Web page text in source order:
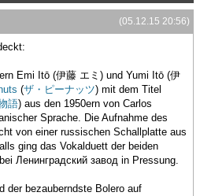
(05.12.15 20:56)
Emi Itō (伊藤 エミ) und Yumi Itō (伊
(ザ・ピーナッツ) mit dem Titel
語) aus den 1950ern von Carlos
Sprache. Die Aufnahme des
von einer russischen Schallplatte aus
ging das Vokalduett der beiden
Ленинградский завод in Pressung.
der bezauberndste Bolero auf